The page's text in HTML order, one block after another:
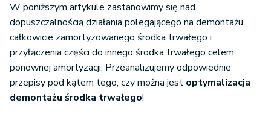
W poniższym artykule zastanowimy się nad
dopuszczalnością działania polegającego na demontażu
całkowicie zamortyzowanego środka trwałego i
przyłączenia części do innego środka trwałego celem
ponownej amortyzacji. Przeanalizujemy odpowiednie
przepisy pod kątem tego, czy można jest optymalizacja
demontażu środka trwałego!